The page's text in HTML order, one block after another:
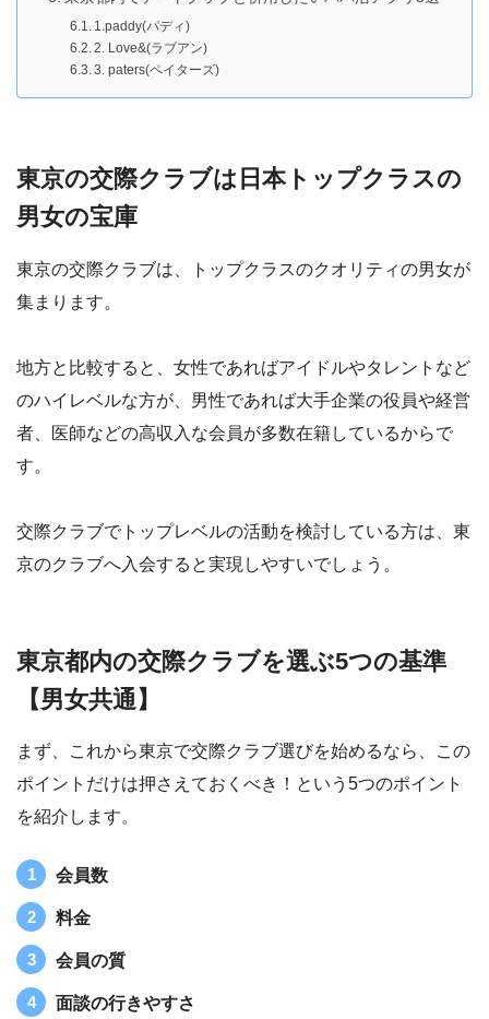
1.paddy(パディ)
2. Love&(ラブアン)
3. paters(ペイターズ)
東京の交際クラブは日本トップクラスの
男女の宝庫
東京の交際クラブは、トップクラスのクオリティの男女が
集まります。
地方と比較すると、女性であればアイドルやタレントなど
のハイレベルな方が、男性であれば大手企業の役員や経営
者、医師などの高収入な会員が多数在籍しているからで
す。
交際クラブでトップレベルの活動を検討している方は、東
京のクラブへ入会すると実現しやすいでしょう。
東京都内の交際クラブを選ぶ5つの基準
【男女共通】
まず、これから東京で交際クラブ選びを始めるなら、この
ポイントだけは押さえておくべき！という5つのポイント
を紹介します。
会員数
料金
会員の質
面談の行きやすさ